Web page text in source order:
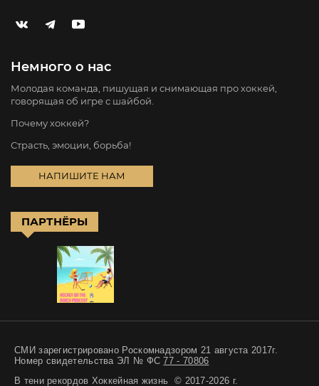
Немного о нас
Молодая команда, пишущая и снимающая про хоккей,
говорящая об игре с шайбой.
Почему хоккей?
Страсть, эмоции, борьба!
НАПИШИТЕ НАМ
ПАРТНЁРЫ
СМИ зарегистрировано Роскомнадзором 21 августа 2017г.
Номер свидетельства ЭЛ № ФС77 - 70806
В тени рекордов Хоккейная жизнь © 2017-2026 г.